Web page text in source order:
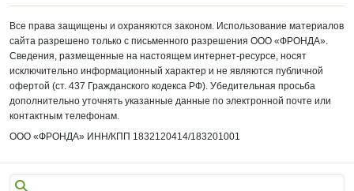
Все права защищены и охраняются законом. Использование материалов
сайта разрешено только с письменного разрешения ООО «ФРОНДА».
Сведения, размещенные на настоящем интернет-ресурсе, носят
исключительно информационный характер и не являются публичной
офертой (ст. 437 Гражданского кодекса РФ). Убедительная просьба
дополнительно уточнять указанные данные по электронной почте или
контактным телефонам.
ООО «ФРОНДА» ИНН/КПП 1832120414/183201001